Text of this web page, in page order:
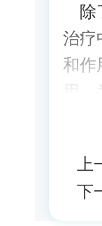
除
治疗
和作
用
下